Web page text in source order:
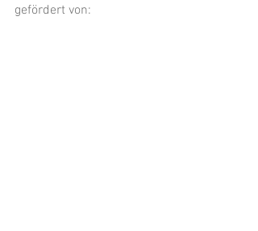
gefördert von: